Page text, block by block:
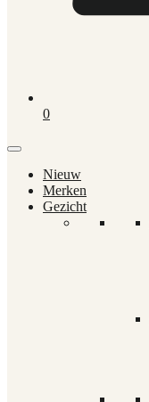
0
Nieuw
Merken
Gezicht